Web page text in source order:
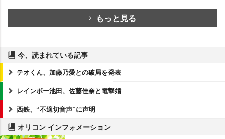
もっと見る
今、読まれている記事
テオくん、加藤乃愛との破局を発表
レインボー池田、佐藤佳奈と電撃婚
西鉄、“不適切音声”に声明
オリコン インフォメーション